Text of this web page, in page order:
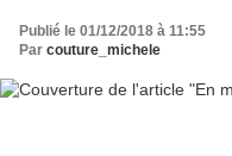
Publié le 01/12/2018 à 11:55
Par couture_michele